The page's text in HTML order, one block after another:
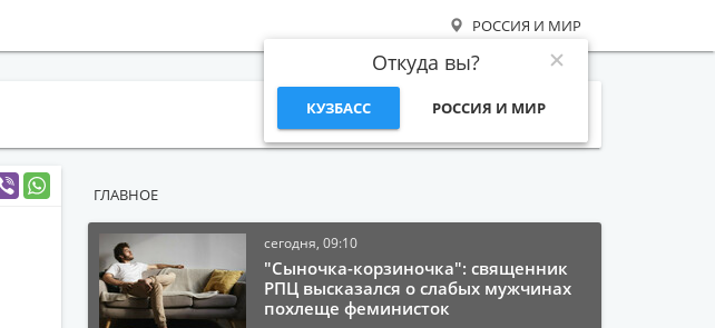
РОССИЯ И МИР
Откуда вы?
КУЗБАСС РОССИЯ И МИР
Поиск
ГЛАВНОЕ
сегодня, 09:10
"Сыночка-корзиночка": священник
РПЦ высказался о слабых мужчинах
похлеще феминисток